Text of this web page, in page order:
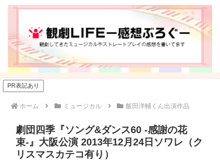
PR表記あり
ホーム ミュージカル 飯田洋輔くん出演作品
劇団四季『ソング&ダンス60 -感謝の花
束-』大阪公演 2013年12月24日ソワレ（ク
リスマスカテコ有り）